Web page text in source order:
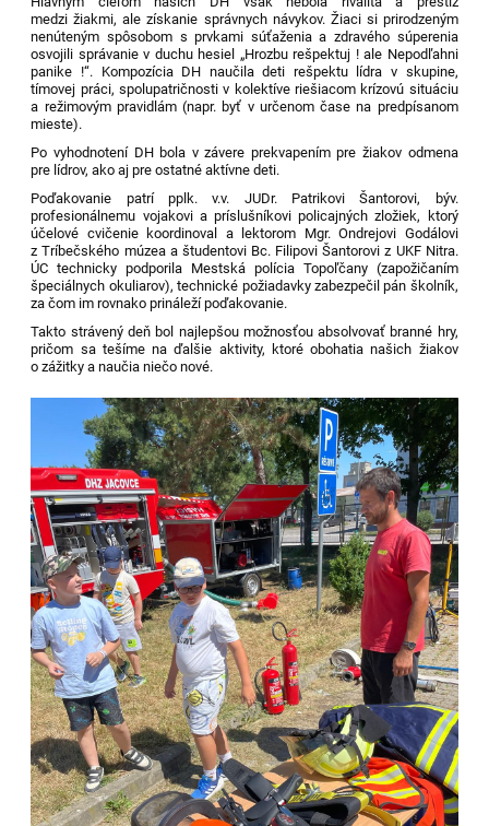
medzi žiakmi, ale získanie správnych návykov. Žiaci si prirodzeným
nenúteným spôsobom s prvkami súťaženia a zdravého súperenia
osvojili správanie v duchu hesiel „Hrozbu rešpektuj ! ale Nepodľahni
panike !“. Kompozícia DH naučila deti rešpektu lídra v skupine,
tímovej práci, spolupatričnosti v kolektíve riešiacom krízovú situáciu
a režimovým pravidlám (napr. byť v určenom čase na predpísanom
mieste).
Po vyhodnotení DH bola v závere prekvapením pre žiakov odmena
pre lídrov, ako aj pre ostatné aktívne deti.
Poďakovanie patrí pplk. v.v. JUDr. Patrikovi Šantorovi, býv.
profesionálnemu vojakovi a príslušníkovi policajných zložiek, ktorý
účelové cvičenie koordinoval a lektorom Mgr. Ondrejovi Godálovi
z Tríbečského múzea a študentovi Bc. Filipovi Šantorovi z UKF Nitra.
ÚC technicky podporila Mestská polícia Topoľčany (zapožičaním
špeciálnych okuliarov), technické požiadavky zabezpečil pán školník,
za čom im rovnako prináleží poďakovanie.
Takto strávený deň bol najlepšou možnosťou absolvovať branné hry,
pričom sa tešíme na ďalšie aktivity, ktoré obohatia našich žiakov
o zážitky a naučia niečo nové.